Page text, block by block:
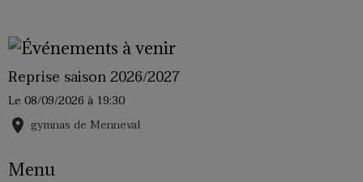
Reprise saison 2026/2027
Le 08/09/2026 à 19:30
gymnas de Menneval
Menu